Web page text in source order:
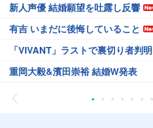
新人声優 結婚願望を吐露し反響
有吉 いまだに後悔していること
「VIVANT」ラストで裏切り者判明
重岡大毅&濱田崇裕 結婚W発表